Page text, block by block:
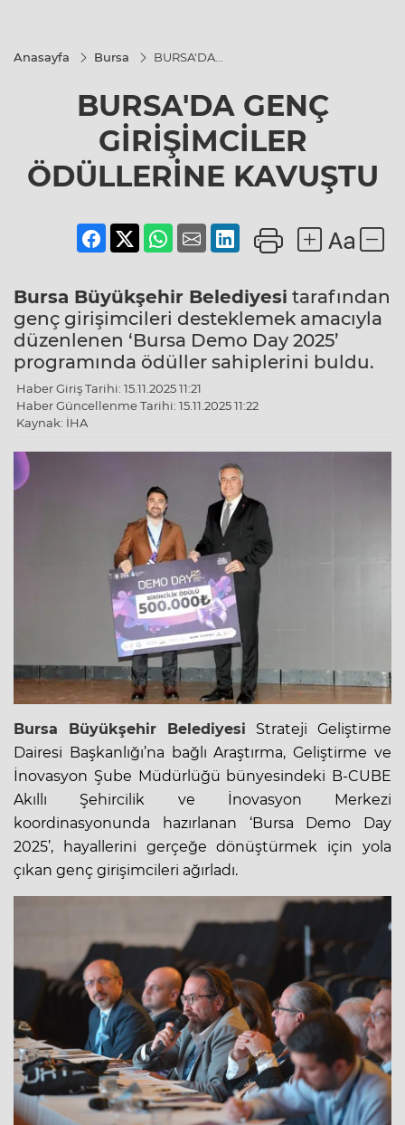
Anasayfa Bursa
BURSA'DA
ÖDÜLLERİNE
KAVUŞTU
BURSA'DA GENÇ
GİRİŞİMCİLER
ÖDÜLLERİNE KAVUŞTU
Bursa Büyükşehir Belediyesi tarafından
genç girişimcileri desteklemek amacıyla
düzenlenen ‘Bursa Demo Day 2025’
programında ödüller sahiplerini buldu.
Haber Giriş Tarihi: 15.11.2025 11:21
Haber Güncellenme Tarihi: 15.11.2025 11:22
Kaynak: İHA
Bursa Büyükşehir Belediyesi Strateji Geliştirme
Dairesi Başkanlığı’na bağlı Araştırma, Geliştirme ve
İnovasyon Şube Müdürlüğü bünyesindeki B-CUBE
Akıllı Şehircilik ve İnovasyon Merkezi
koordinasyonunda hazırlanan ‘Bursa Demo Day
2025’, hayallerini gerçeğe dönüştürmek için yola
çıkan genç girişimcileri ağırladı.